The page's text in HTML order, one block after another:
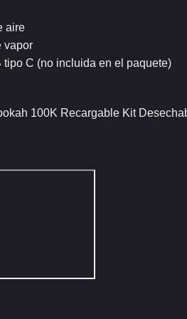
aire
vapor
tipo C (no incluida en el paquete)
100K Recargable Kit